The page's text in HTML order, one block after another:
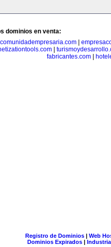
dominios en venta:
comunidadempresaria.com
|
fabricantes.com|
Registro de Dominios| Web
Dominios Expirados |